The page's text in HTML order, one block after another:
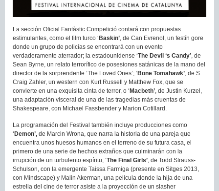
La sección Oficial Fantàstic Competició contará con propuestas
estimulantes, como el film turco ‘ Baskin’, de Can Evrenol, un festín gore
donde un grupo de policías se encontrará con un evento
verdaderamente aterrador; la estadounidense ‘The Devil ‘s Candy’, de
Sean Byrne, un relato terrorífico de posesiones satánicas de la mano del
director de la sorprendente ‘The Loved Ones’; ‘ Bone Tomahawk’, de S.
Craig Zahler, un western con Kurt Russell y Matthew Fox, que se
convierte en una exquisita cinta de terror, o ‘ Macbeth’, de Justin Kurzel,
una adaptación visceral de una de las tragedias más cruentas de
Shakespeare, con Michael Fassbender y Marion Cotillard.
La programación del Festival también incluye producciones como
‘ Demon’, de Marcin Wrona, que narra la historia de una pareja que
encuentra unos huesos humanos en el terreno de su futura casa, el
primero de una serie de hechos extraños que culminarán con la
irrupción de un turbulento espíritu; ‘The Final Girls’, de Todd Strauss-
Schulson, con la emergente Taissa Farmiga (presente en Sitges 2013,
con Mindscape) y Malin Akerman, una película donde la hija de una
estrella del cine de terror asiste a la proyección de un slasher